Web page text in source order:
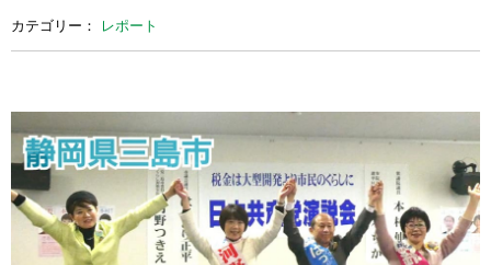
カテゴリー： レポート